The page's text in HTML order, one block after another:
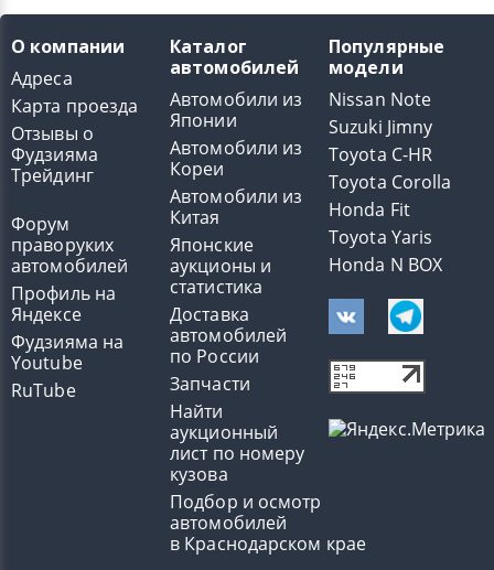
О компании
Адреса
Карта проезда
Отзывы о
Фудзияма
Трейдинг
Форум
праворуких
автомобилей
Профиль на
Яндексе
Фудзияма на
Youtube
RuTube
Каталог
автомобилей
Автомобили из
Японии
Автомобили из
Кореи
Автомобили из
Китая
Японские
аукционы и
статистика
Доставка
автомобилей
по России
Запчасти
Найти
аукционный
лист по номеру
кузова
Подбор и осмотр
автомобилей
в Краснодарском крае
Популярные
модели
Nissan Note
Suzuki Jimny
Toyota C-HR
Toyota Corolla
Honda Fit
Toyota Yaris
Honda N BOX